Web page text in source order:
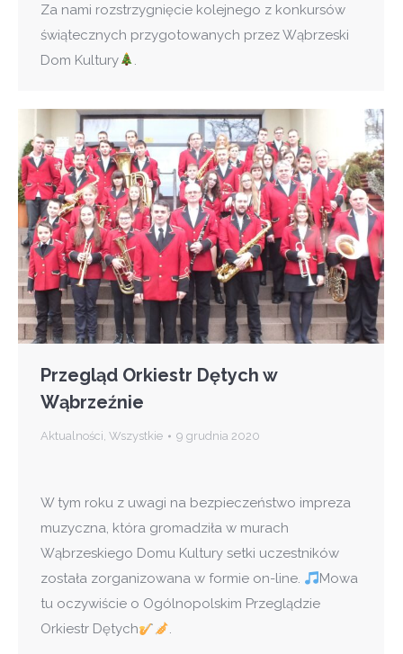
Za nami rozstrzygnięcie kolejnego z konkursów
świątecznych przygotowanych przez Wąbrzeski
Dom Kultury
.
Przegląd Orkiestr Dętych w
Wąbrzeźnie
Aktualności, Wszystkie 9 grudnia 2020
W tym roku z uwagi na bezpieczeństwo impreza
muzyczna, która gromadziła w murach
Wąbrzeskiego Domu Kultury setki uczestników
została zorganizowana w formie on-line.
Mowa
tu oczywiście o Ogólnopolskim Przeglądzie
Orkiestr Dętych
.